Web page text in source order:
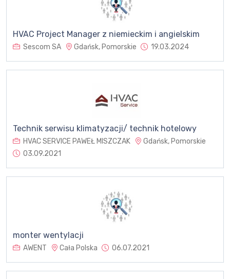
HVAC Project Manager z niemieckim i angielskim
Sescom SA Gdańsk, Pomorskie 19.03.2024
Technik serwisu klimatyzacji/ technik hotelowy
HVAC SERVICE PAWEŁ MISZCZAK
Gdańsk, Pomorskie
03.09.2021
monter wentylacji
AWENT Cała Polska 06.07.2021